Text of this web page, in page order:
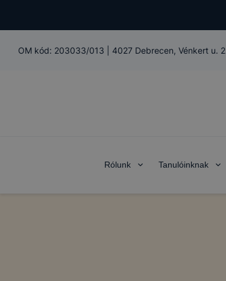
OM kód: 203033/013 4027 Debrecen, Vénkert u.
Rólunk Tanulóinknak